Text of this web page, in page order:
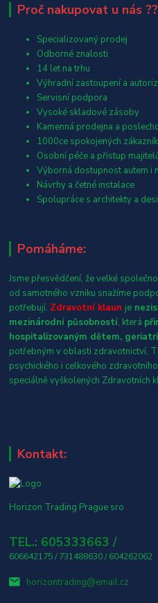
Proč nakupovat u nás ??
Specializovaný prodej
Odborné znalosti
14 let na trhu
Výhradní zastoupení a
Servisní podpora
Vysoké skladové zásoby
Kamenná prodejna a
1000ce spokojených
Osobní péče a přístup
Výborná dostupnost autem i
Návrhy a četné instalace
Spolupráce s architekty a
Pomáháme:
Jsme přesvědčení, že velké
od samotného vzniku snažíme
potřebují. Zdravotní klaun je
mezinárodní působností, která
hospitalizovaným dětem,
potřebným v oblasti zdravotnictví.
psychického i celkového
speciálně vyškolených Zdravotních
Kontakt:
Horizon Trading Prague sro
TEL.: 605333663 /
606642175 / 731488630 / 604262062
horizontrading@email.cz